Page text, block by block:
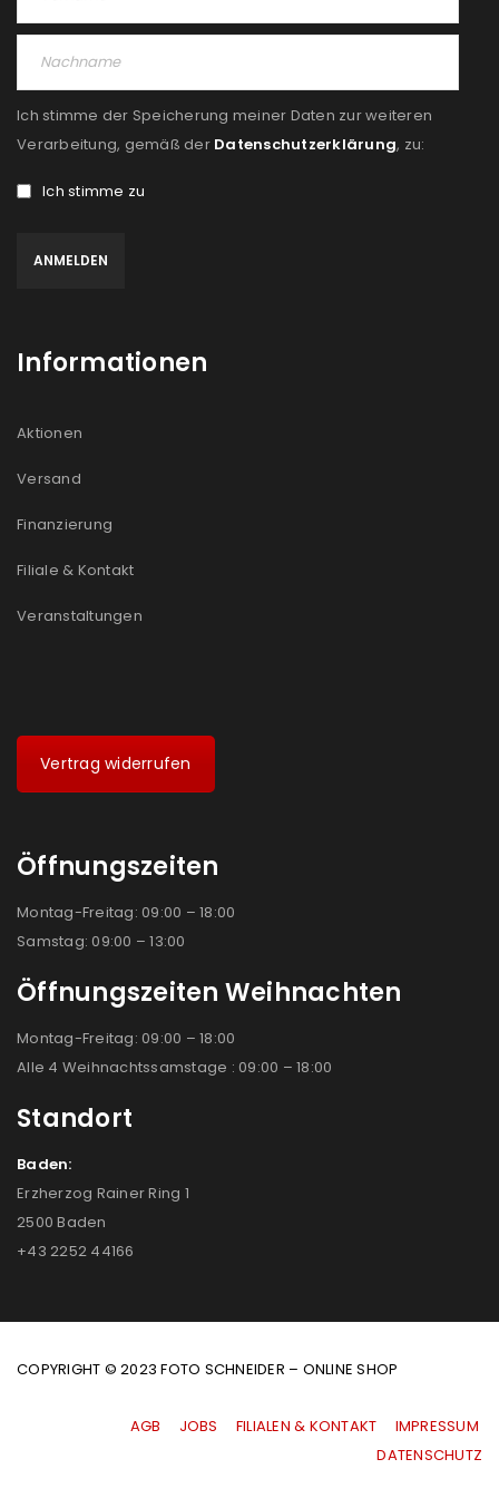
PASSWORT VERGESSEN?
REGISTRIEREN
Please select all the ways you would like to hear from
Ja, ich möchte ein Kundenkonto eröffnen und
Ich stimme der Speicherung meiner Daten zur weiteren
Verarbeitung, gemäß der Datenschutzerklärung, zu:
Ich stimme zu
Informationen
Aktionen
Versand
Finanzierung
Filiale & Kontakt
Veranstaltungen
Vertrag widerrufen
Öffnungszeiten
Montag-Freitag: 09:00 – 18:00
Samstag: 09:00 – 13:00
Öffnungszeiten Weihnachten
Montag-Freitag: 09:00 – 18:00
Alle 4 Weihnachtssamstage : 09:00 – 18:00
Standort
Baden:
Erzherzog Rainer Ring 1
2500 Baden
+43 2252 44166
COPYRIGHT © 2023 FOTO SCHNEIDER – ONLINE SHOP
AGB JOBS FILIALEN & KONTAKT
IMPRESSUM
|DATENSCHUTZ